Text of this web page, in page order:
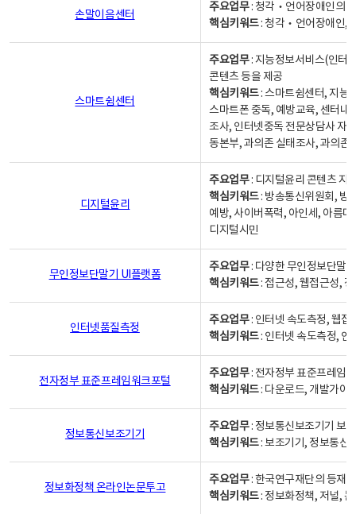
손말이음센터
주요업무: 청각‧언어장애인의
핵심키워드: 청각‧언어장애인,
스마트쉼센터
주요업무: 지능정보서비스(인터
콘텐츠 등을 제공
핵심키워드: 스마트쉼센터, 지능
스마트폰 중독, 예방교육, 센터내
조사, 인터넷중독 전문상담사 자
동본부, 과의존 실태조사, 과의존
디지털윤리
주요업무: 디지털윤리 콘텐츠 지
핵심키워드: 방송통신위원회, 방
예방, 사이버폭력, 아인세, 아름
디지털시민
무인정보단말기 UI플랫폼
주요업무: 다양한 무인정보단말
핵심키워드: 접근성, 웹접근성,
인터넷품질측정
주요업무: 인터넷 속도측정, 웹접
핵심키워드: 인터넷 속도측정, 인
전자정부 표준프레임워크포털
주요업무: 전자정부 표준프레임
핵심키워드: 다운로드, 개발가이
정보통신보조기기
주요업무: 정보통신보조기기 보
핵심키워드: 보조기기, 정보통신
정보화정책 온라인논문투고
주요업무: 한국연구재단의 등재
핵심키워드: 정보화정책, 저널,